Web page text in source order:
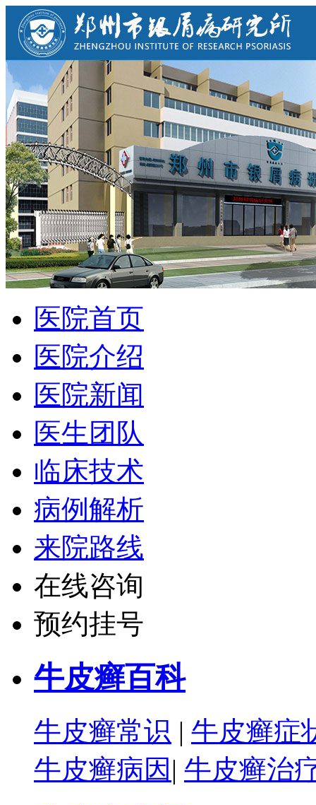
医院首页
医院介绍
医院新闻
医生团队
临床技术
病例解析
来院路线
在线咨询
预约挂号
牛皮癣百科
牛皮癣常识 | 牛皮癣症
牛皮癣病因 | 牛皮癣治